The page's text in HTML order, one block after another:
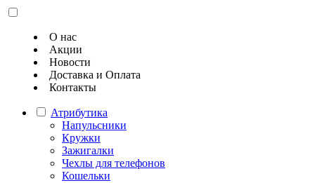
О нас
Акции
Новости
Доставка и Оплата
Контакты
Атрибутика
Напульсники
Кружки
Зажигалки
Чехлы для телефонов
Кошельки